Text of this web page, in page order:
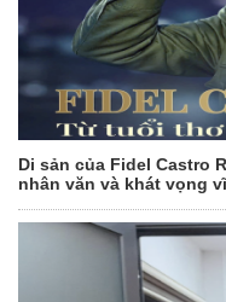
Di sản của Fidel Castro
nhân văn và khát vọng